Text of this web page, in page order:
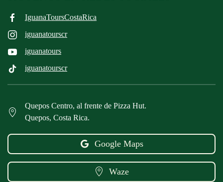
IguanaToursCostaRica
iguanatourscr
iguanatours
iguanatourscr
Quepos Centro, al frente de Pizza Hut.
Quepos, Costa Rica.
Google Maps
Waze